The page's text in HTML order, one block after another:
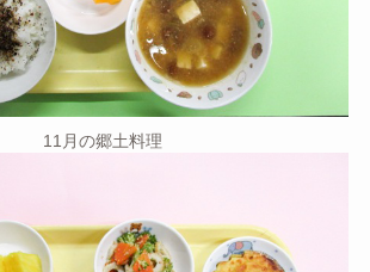
11月の郷土料理